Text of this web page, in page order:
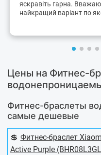
яскравіть гарна.
найкращий варіант по
Цены на Фитнес-
Фитнес-браслеты
самые дешевые
💲 Фитнес-браслет
Active Purple